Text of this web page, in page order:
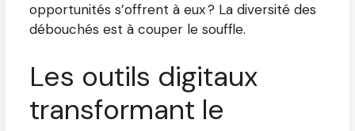
opportunités s’offrent à eux ? La diversité des
débouchés est à couper le souffle.
Les outils digitaux
transformant le